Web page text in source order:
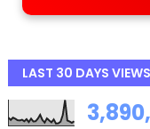
LAST 30 DAYS VIEWS